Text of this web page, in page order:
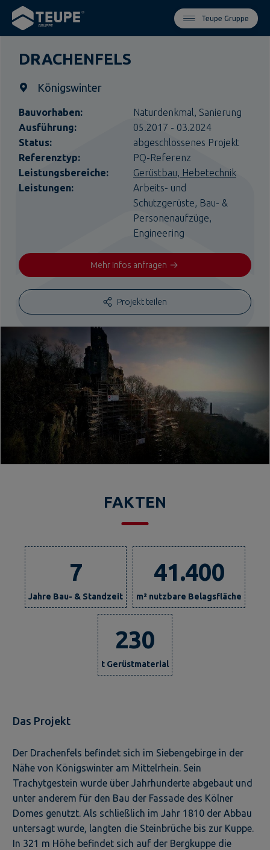
Teupe Gruppe
DRACHENFELS
Königswinter
Bauvorhaben: Naturdenkmal, Sanierung
Ausführung:
05.2017 - 03.2024
Status:
abgeschlossenes Projekt
Referenztyp:
PQ-Referenz
Leistungsbereiche:
Gerüstbau
Hebetechnik
Leistungen:
Arbeits- und
Schutzgerüste, Bau- &
Personenaufzüge,
Engineering
Mehr Infos anfragen
Projekt teilen
FAKTEN
7
Jahre Bau- & Standzeit
41.400
m² nutzbare Belagsfläche
230
t Gerüstmaterial
Das Projekt
Der Drachenfels befindet sich im Siebengebirge in der
Nähe von Königswinter am Mittelrhein. Sein
Trachytgestein wurde über Jahrhunderte abgebaut und
unter anderem für den Bau der Fassade des Kölner
Domes genutzt. Als schließlich im Jahr 1810 der Abbau
untersagt wurde, langten die Steinbrüche bis zur Kuppe.
In 321 m Höhe befindet sich auf der Bergkuppe die